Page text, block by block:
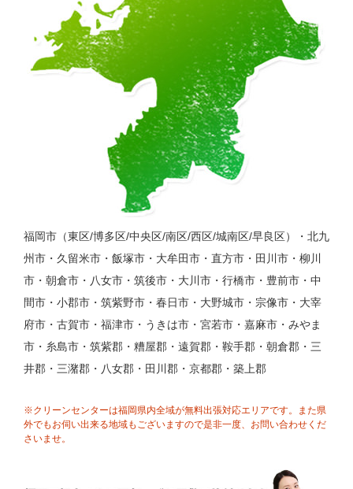
福岡市（東区/博多区/中央区/南区/西区/城南区/早良区）・北九
州市・久留米市・飯塚市・大牟田市・直方市・田川市・柳川
市・朝倉市・八女市・筑後市・大川市・行橋市・豊前市・中
間市・小郡市・筑紫野市・春日市・大野城市・宗像市・大宰
府市・古賀市・福津市・うきは市・宮若市・嘉麻市・みやま
市・糸島市・筑紫郡・糟屋郡・遠賀郡・鞍手郡・朝倉郡・三
井郡・三潴郡・八女郡・田川郡・京都郡・築上郡
※クリーンセンターは福岡県内全域が無料出張対応エリアです。また県
外でもお伺い出来る地域もございますので是非一度、お問い合わせくだ
さいませ。